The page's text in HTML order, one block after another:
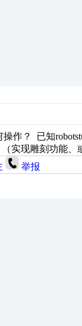
作？ 已知
实现雕刻功能
举报